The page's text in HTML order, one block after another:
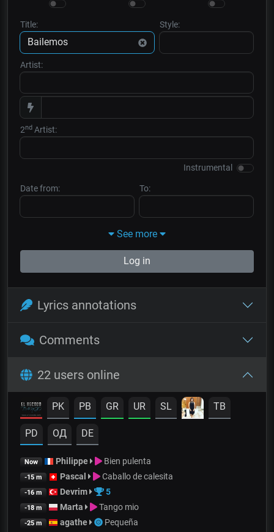
Title: Style:
Artist:
2nd Artist:
Instrumental
Date from: To:
See more
Log in
Lyrics annotations
Comments
22 users online
PK PB GR UR SL TB
PD OД DE
Now Philippe Bien pulenta
-15 m Pascal Caballo de calesita
-16 m Devrim 5
-18 m Marta Tango mio
-25 m agathe Pequeña